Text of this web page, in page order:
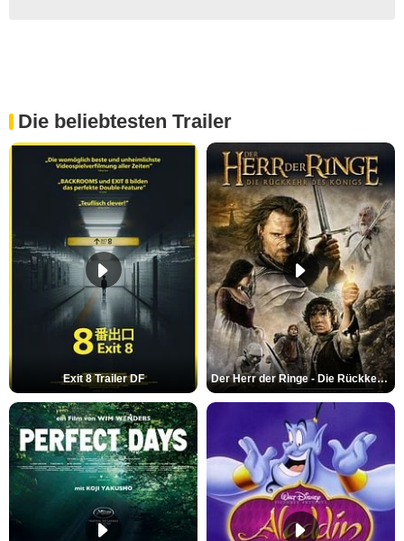
Die beliebtesten Trailer
Exit 8 Trailer DF Der Herr der Ringe - Die Rückkehr des Königs Trailer OV